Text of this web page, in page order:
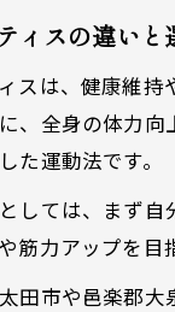
ィスの違いと
スは、健康維
、全身の体力
た運動法です。
しては、まず
筋力アップを
田市や邑楽郡